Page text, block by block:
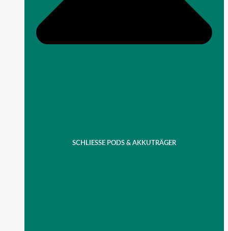
SCHLIESSE PODS & AKKUTRÄGER